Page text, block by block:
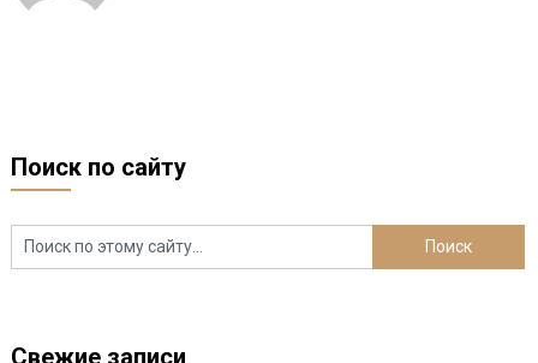
Поиск по сайту
Свежие записи